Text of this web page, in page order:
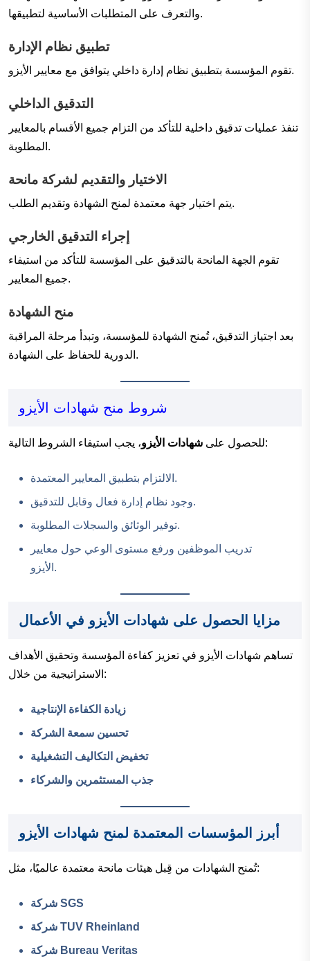
والتعرف على المتطلبات الأساسية لتطبيقها.
تطبيق نظام الإدارة
تقوم المؤسسة بتطبيق نظام إدارة داخلي يتوافق مع معايير الأيزو.
التدقيق الداخلي
تنفذ عمليات تدقيق داخلية للتأكد من التزام جميع الأقسام بالمعايير
المطلوبة.
الاختيار والتقديم لشركة مانحة
يتم اختيار جهة معتمدة لمنح الشهادة وتقديم الطلب.
إجراء التدقيق الخارجي
تقوم الجهة المانحة بالتدقيق على المؤسسة للتأكد من استيفاء
جميع المعايير.
منح الشهادة
بعد اجتياز التدقيق، تُمنح الشهادة للمؤسسة، وتبدأ مرحلة المراقبة
الدورية للحفاظ على الشهادة.
شروط منح شهادات الأيزو
للحصول على شهادات الأيزو ، يجب استيفاء الشروط التالية:
الالتزام بتطبيق المعايير المعتمدة.
وجود نظام إدارة فعال وقابل للتدقيق.
توفير الوثائق والسجلات المطلوبة.
تدريب الموظفين ورفع مستوى الوعي حول معايير
الأيزو.
مزايا الحصول على شهادات الأيزو في الأعمال
تساهم شهادات الأيزو في تعزيز كفاءة المؤسسة وتحقيق الأهداف
الاستراتيجية من خلال:
زيادة الكفاءة الإنتاجية
تحسين سمعة الشركة
تخفيض التكاليف التشغيلية
جذب المستثمرين والشركاء
أبرز المؤسسات المعتمدة لمنح شهادات الأيزو
تُمنح الشهادات من قِبل هيئات مانحة معتمدة عالميًا، مثل:
شركة SGS
شركة TUV Rheinland
شركة Bureau Veritas